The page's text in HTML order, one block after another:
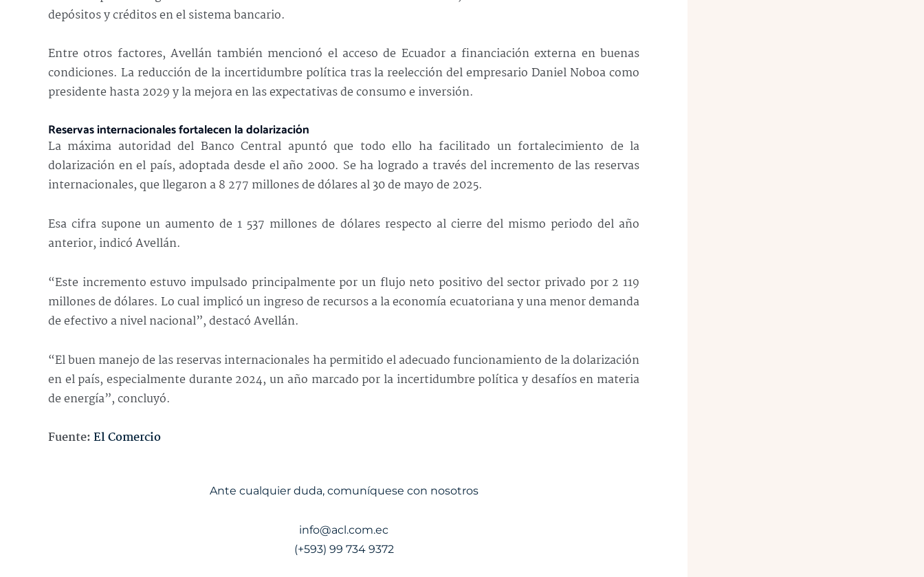
depósitos y créditos en el sistema bancario.
Entre otros factores, Avellán también mencionó el acceso de Ecuador a financiación externa en buenas
condiciones. La reducción de la incertidumbre política tras la reelección del empresario Daniel Noboa como
presidente hasta 2029 y la mejora en las expectativas de consumo e inversión.
Reservas internacionales fortalecen la dolarización
La máxima autoridad del Banco Central apuntó que todo ello ha facilitado un fortalecimiento de la
dolarización en el país, adoptada desde el año 2000. Se ha logrado a través del incremento de las reservas
internacionales, que llegaron a 8 277 millones de dólares al 30 de mayo de 2025.
Esa cifra supone un aumento de 1 537 millones de dólares respecto al cierre del mismo periodo del año
anterior, indicó Avellán.
“Este incremento estuvo impulsado principalmente por un flujo neto positivo del sector privado por 2 119
millones de dólares. Lo cual implicó un ingreso de recursos a la economía ecuatoriana y una menor demanda
de efectivo a nivel nacional”, destacó Avellán.
“El buen manejo de las reservas internacionales ha permitido el adecuado funcionamiento de la dolarización
en el país, especialmente durante 2024, un año marcado por la incertidumbre política y desafíos en materia
de energía”, concluyó.
Fuente:El Comercio
Ante cualquier duda, comuníquese con nosotros
info@acl.com.ec
(+593) 99 734 9372